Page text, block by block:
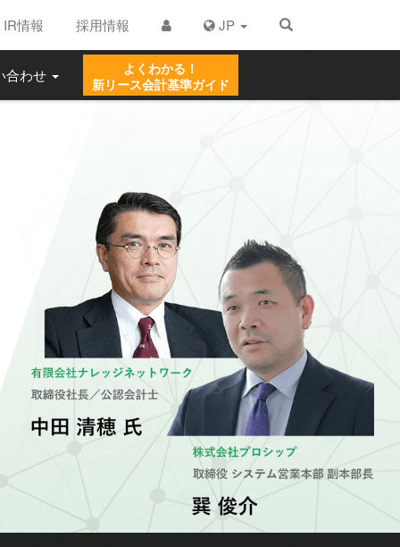
合わせ
よくわかる！
新リース会計基準ガイド
IR情報 採用情報 JP